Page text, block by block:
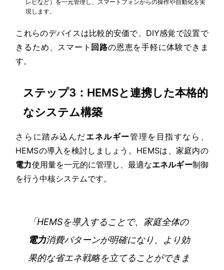
レビなど）を一元管理し、スマートフォンからの操作や自動化を実
現します。
これらのデバイスは比較的安価で、DIY感覚で設置で
きるため、スマート 回路の恩恵を手軽に体験できま
す。
ステップ3：HEMSと連携した本格的
なシステム構築
さらに踏み込んだエネルギー管理を目指すなら、
HEMSの導入を検討しましょう。HEMSは、家庭内の
電力使用量を一元的に管理し、最適なエネルギー制御
を行う中核システムです。
「HEMSを導入することで、家庭全体の
電力消費パターンが明確になり、より効
果的な省エネ戦略を立てることができま